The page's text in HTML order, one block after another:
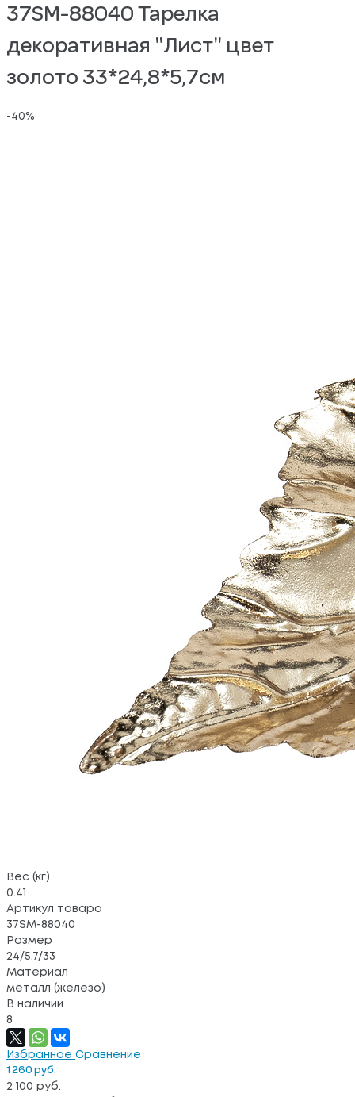
37SM-88040 Тарелка
декоративная "Лист" цвет
золото 33*24,8*5,7см
-40%
Вес (кг)
0.41
Артикул товара
37SM-88040
Размер
24/5,7/33
Материал
металл (железо)
В наличии
8
Избранное Сравнение
1 260 руб.
2 100 руб.